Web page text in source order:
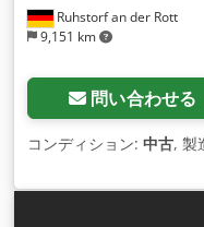
Ruhstorf an der Rott
9,151 km
問い合わせる
コンディション: 中古, 製